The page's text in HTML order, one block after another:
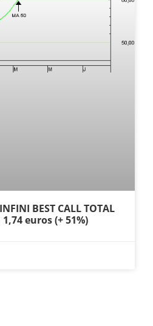
BEST CALL TOTAL
1,74 euros (+ 51%)